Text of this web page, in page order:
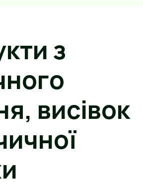
з
висівок